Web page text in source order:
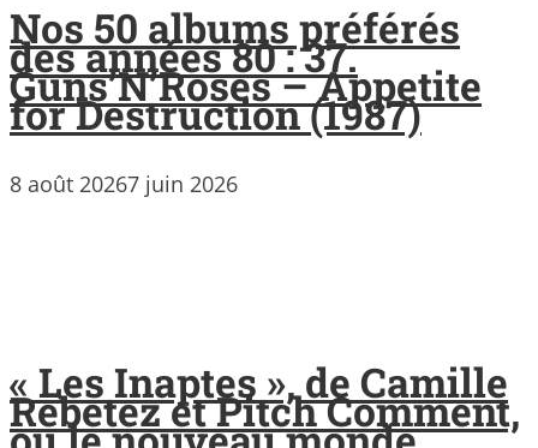
Nos 50 albums préférés
des années 80 : 37.
Guns’N’Roses – Appetite
for Destruction (1987)
8 août 20267 juin 2026
« Les Inaptes », de Camille
Rebetez et Pitch Comment,